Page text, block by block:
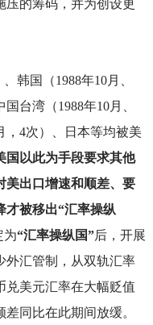
压的筹码，并为创设更
韩国（1988年10月、
台湾（1988年10月、
，4次）、日本等均被美
国以此为手段要求其他
美出口增速和顺差、要
才被移出“汇率操纵
为“汇率操纵国”后，开展
外汇管制，从双轨汇率
兑美元汇率在大幅贬值
同比在此期间放缓。